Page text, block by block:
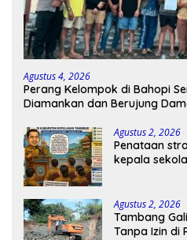
Agustus 4, 2026
Perang Kelompok di Bahopi
Diamankan dan Berujung
Agustus 2, 2026
Penataan
kepala
Agustus 2, 2026
Tambang
Tanpa Izin di